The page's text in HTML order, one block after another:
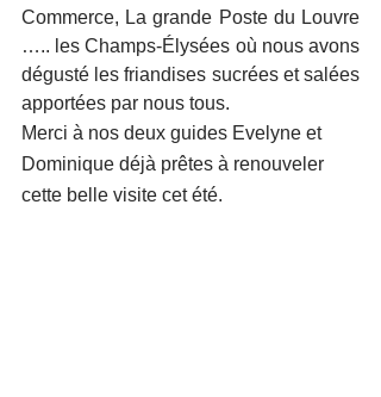
Commerce, La grande Poste du Louvre
….. les Champs-Élysées où nous avons
dégusté les friandises sucrées et salées
apportées par nous tous.
Merci à nos deux guides Evelyne et
Dominique déjà prêtes à renouveler
cette belle visite cet été.